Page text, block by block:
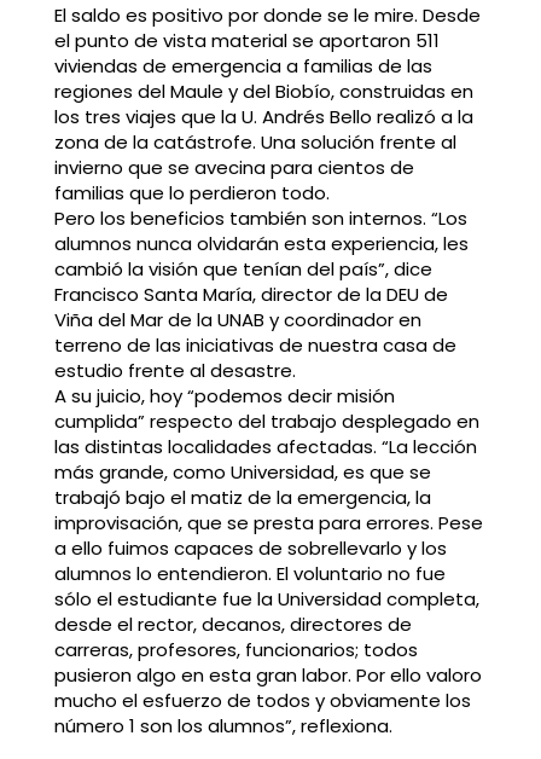
El saldo es positivo por donde se le mire. Desde
el punto de vista material se aportaron 511
viviendas de emergencia a familias de las
regiones del Maule y del Biobío, construidas en
los tres viajes que la U. Andrés Bello realizó a la
zona de la catástrofe. Una solución frente al
invierno que se avecina para cientos de
familias que lo perdieron todo.
Pero los beneficios también son internos. “Los
alumnos nunca olvidarán esta experiencia, les
cambió la visión que tenían del país”, dice
Francisco Santa María, director de la DEU de
Viña del Mar de la UNAB y coordinador en
terreno de las iniciativas de nuestra casa de
estudio frente al desastre.
A su juicio, hoy “podemos decir misión
cumplida” respecto del trabajo desplegado en
las distintas localidades afectadas. “La lección
más grande, como Universidad, es que se
trabajó bajo el matiz de la emergencia, la
improvisación, que se presta para errores. Pese
a ello fuimos capaces de sobrellevarlo y los
alumnos lo entendieron. El voluntario no fue
sólo el estudiante fue la Universidad completa,
desde el rector, decanos, directores de
carreras, profesores, funcionarios; todos
pusieron algo en esta gran labor. Por ello valoro
mucho el esfuerzo de todos y obviamente los
número 1 son los alumnos”, reflexiona.